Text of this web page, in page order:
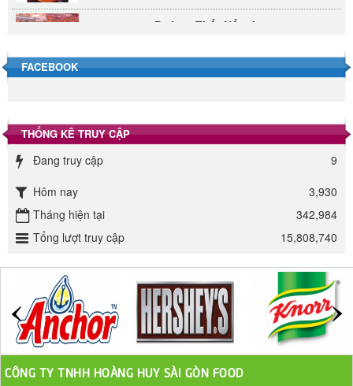
Đường Thốt Nốt 1kg
Đường phèn hạt Long An 500g
Đường phèn Long An bao 10kg
ĐƯỜNG SẠCH CÔ BA BIÊN HÒA 1KG
27.000 VND
Đường cát trắng An Khê bao 50kg
1.100.000 VND
FACEBOOK
THỐNG KÊ TRUY CẬP
Đang truy cập
9
Hôm nay
3,930
Tháng hiện tại
342,984
Tổng lượt truy cập
15,808,740
CÔNG TY TNHH HOÀNG HUY SÀI GÒN FOOD